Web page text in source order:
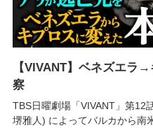
【VIVANT】ベネズエラ
察
TBS日曜劇場「VIVANT」第12
堺雅人) によってバルカから南